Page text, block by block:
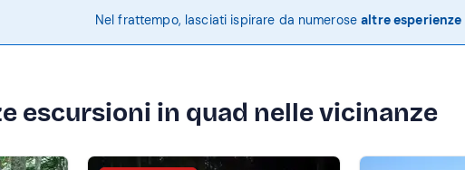
Nel frattempo, lasciati ispirare da numerosealtre
escursioni in quad nelle vicinanze